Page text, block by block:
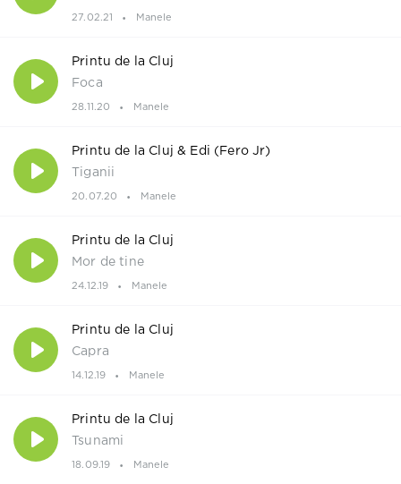
27.02.21 Manele
Printu de la Cluj
Foca
28.11.20 Manele
Printu de la Cluj & Edi (Fero Jr)
Tiganii
20.07.20 Manele
Printu de la Cluj
Mor de tine
24.12.19 Manele
Printu de la Cluj
Capra
14.12.19 Manele
Printu de la Cluj
Tsunami
18.09.19 Manele